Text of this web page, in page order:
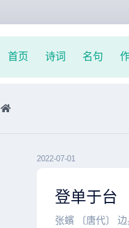
首页 诗词 名句
2022-07-01
登单于台
张蠙 〔唐代〕